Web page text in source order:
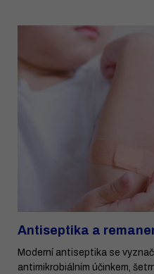
Antiseptika a
Moderní antiseptika se
antimikrobiálním účinkem,